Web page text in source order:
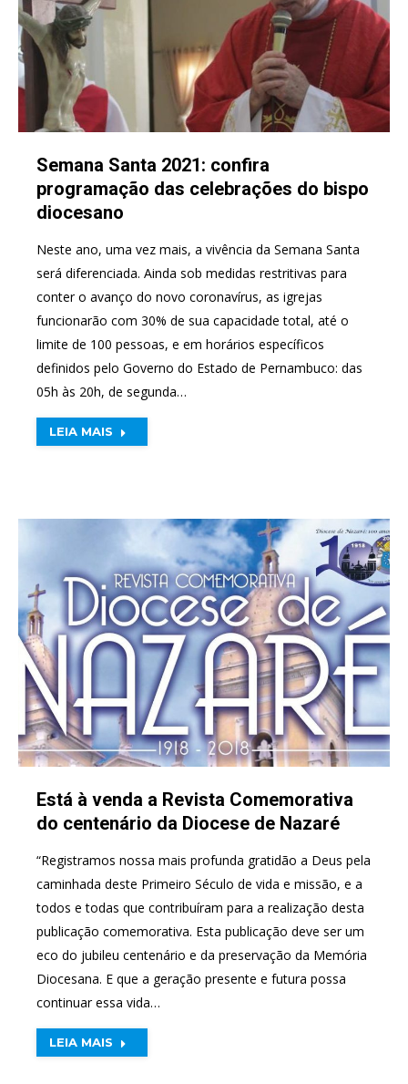
Semana Santa 2021: confira
programação das celebrações do bispo
diocesano
Neste ano, uma vez mais, a vivência da Semana Santa
será diferenciada. Ainda sob medidas restritivas para
conter o avanço do novo coronavírus, as igrejas
funcionarão com 30% de sua capacidade total, até o
limite de 100 pessoas, e em horários específicos
definidos pelo Governo do Estado de Pernambuco: das
05h às 20h, de segunda…
LEIA MAIS
Está à venda a Revista Comemorativa
do centenário da Diocese de Nazaré
“Registramos nossa mais profunda gratidão a Deus pela
caminhada deste Primeiro Século de vida e missão, e a
todos e todas que contribuíram para a realização desta
publicação comemorativa. Esta publicação deve ser um
eco do jubileu centenário e da preservação da Memória
Diocesana. E que a geração presente e futura possa
continuar essa vida…
LEIA MAIS